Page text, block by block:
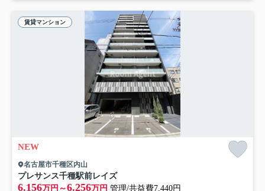
賃貸マンション
NEW
名古屋市千種区内山
プレサンス千種駅前レイズ
6.156万円～6.256万円 管理/共益費7,440円